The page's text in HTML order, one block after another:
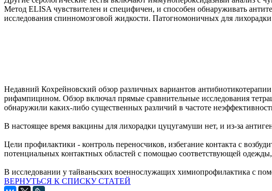
Метод ELISA чувствителен и специфичен, и способен обнаруживать
исследования спинномозговой жидкости. Патогномоничных для
Недавний Кохрейновский обзор различных вариантов
рифампицином. Обзор включал прямые сравнительные исследования
обнаружили каких-либо существенных различий в частоте
В настоящее время вакцины для лихорадки цуцугамуши нет, и из-за
Цели профилактики - контроль переносчиков, избегание контакта с
потенциальных контактных областей с помощью соответствующей
В исследовании у тайваньских военнослужащих химиопрофилактика с
ВЕРНУТЬСЯ К СПИСКУ СТАТЕЙ